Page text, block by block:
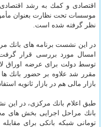
اقتصادی و كمك به رشد
موسسات تحت نظارت بعنوان
نظر گرفته شده است.
در این نشست برنامه های بانك
امسال مورد بررسی قرار
توسط دولت برای عرضه اوراق
مقرر شد علاوه بر حضور بانك
بازار مالی هم در بازار ثانویه
طبق اعلام بانك مركزی، در این
تومانی شبكه بانكی برای مقابله